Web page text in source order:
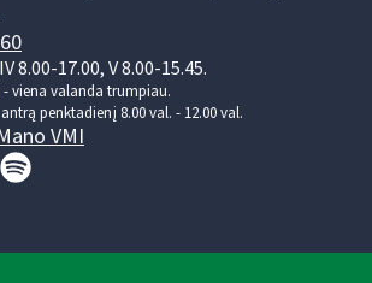
8.00-17.00, V 8.00-15.45.
- viena valanda trumpiau.
penktadienį 8.00 val. - 12.00 val.
VMI